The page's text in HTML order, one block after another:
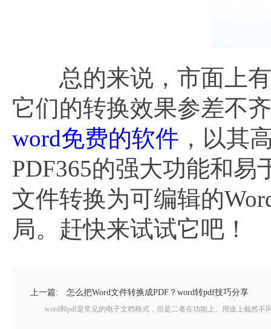
总的来说，市面上有
它们的转换效果参差不
word免费的软件 ，以其
PDF365的强大功能和
文件转换为可编辑的
局。赶快来试试它吧！
上一篇: 怎么把Word文件转换成PDF？word转pdf技巧分享
word和pdf是常见的电子文档格式，但是二者在功能上、用途上截然不